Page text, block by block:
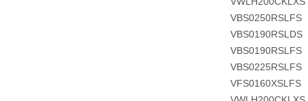
VBS0250RSLFS
VBS0190RSLDS
VBS0190RSLFS
VBS0225RSLFS
VFS0160XSLFS